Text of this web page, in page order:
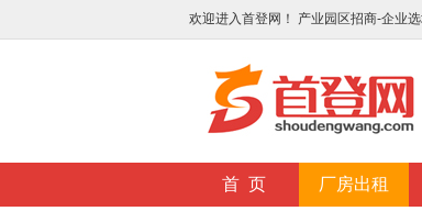
欢迎进入首登网！ 产业园区招商-企业
首 页 厂房出租